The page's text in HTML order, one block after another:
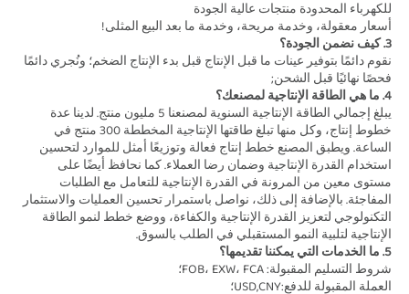
للكهرباء المحدودة منتجات عالية الجودة
أسعار معقولة، وخدمة مريحة، وخدمة ما بعد البيع المثلى!
3. كيف نضمن الجودة؟
فحصًا نهائيًا قبل الشحن;
4. ما هي الطاقة الإنتاجية لمصنعك؟
الإنتاجية لتلبية النمو المستقبلي في الطلب بالسوق.
5. ما الخدمات التي يمكننا تقديمها؟
شروط التسليم المقبولة: FOB، EXW، FCA؛
العملة المقبولة للدفع:USD,CNY؛